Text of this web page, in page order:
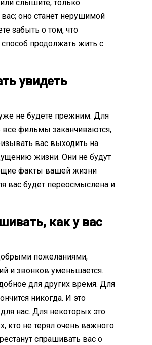
слышите, только
оно станет нерушимой
забыть о том, что
продолжать жить с
увидеть
не будете прежним. Для
все фильмы заканчиваются,
вас выходить на
жизни. Они не будут
факты вашей жизни
вас будет переосмыслена и
как у вас
пожеланиями,
и звонков уменьшается.
для других время. Для
никогда. И это
нас. Для некоторых это
кто не терял очень важного
спрашивать вас о